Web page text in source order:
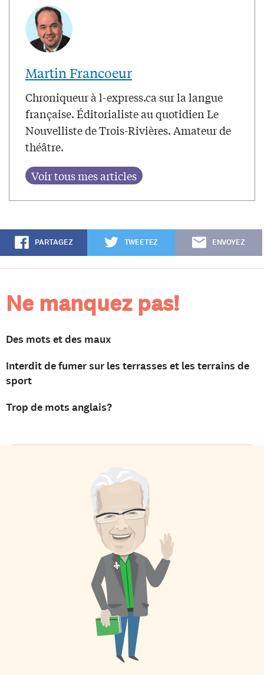
Martin Francoeur
Chroniqueur à l-express.ca sur la langue
française. Éditorialiste au quotidien Le
Nouvelliste de Trois-Rivières. Amateur de
théâtre.
PARTAGEZ TWEETEZ ENVOYEZ
Ne manquez pas!
Des mots et des maux
Interdit de fumer sur les terrasses et les terrains de
sport
Trop de mots anglais?